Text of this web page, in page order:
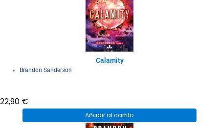
Calamity
Brandon Sanderson
22,90 €
Añadir al carrito